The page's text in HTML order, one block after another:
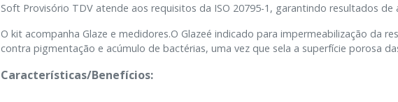
Soft Provisório TDV atende aos requisitos da ISO 20795-1, garantindo resultados de
O kit acompanha Glaze e medidores.O Glazeé indicado para impermeabilização da
contra pigmentação e acúmulo de bactérias, uma vez que sela a superfície porosa
Características/Benefícios: